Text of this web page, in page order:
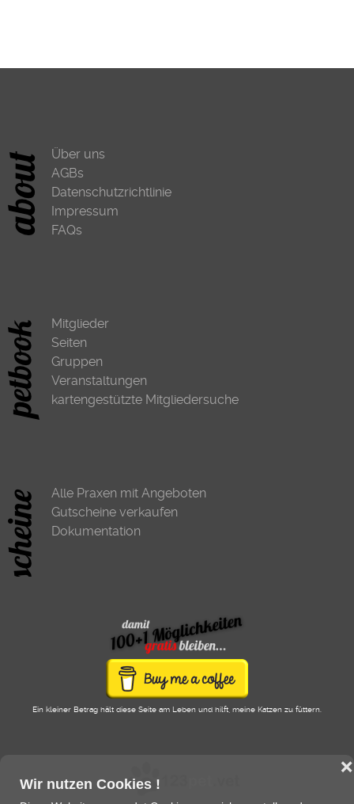
Wir nutzen Cookies !
❌
Über uns
AGBs
Datenschutzrichtlinie
Impressum
FAQs
Mitglieder
Seiten
Gruppen
Veranstaltungen
kartengestützte Mitgliedersuche
Alle Praxen mit Angeboten
Gutscheine verkaufen
Dokumentation
Ein kleiner Betrag hält diese Seite am Leben und hilft, meine Katzen zu füttern.